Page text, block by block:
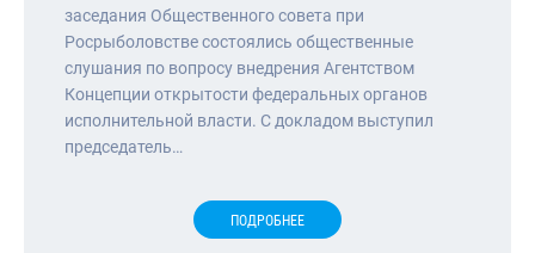
заседания Общественного совета при
Росрыболовстве состоялись общественные
слушания по вопросу внедрения Агентством
Концепции открытости федеральных органов
исполнительной власти. С докладом выступил
председатель…
ПОДРОБНЕЕ